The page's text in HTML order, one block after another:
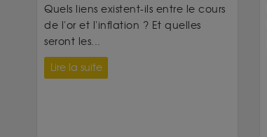
Quels liens existent-ils entre le cours
de l'or et l'inflation ? Et quelles
seront les...
Lire la suite